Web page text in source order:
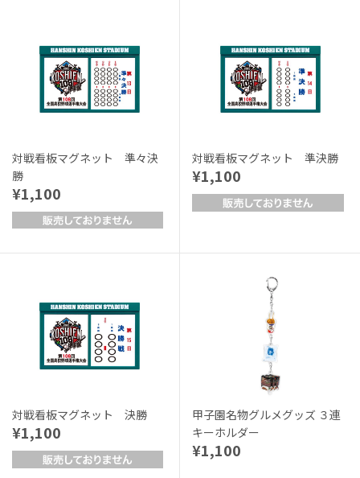
対戦看板マグネット 準々決
勝
¥1,100
対戦看板マグネット 準決勝
¥1,100
対戦看板マグネット 決勝
¥1,100
甲子園名物グルメグッズ ３連
キーホルダー
¥1,100